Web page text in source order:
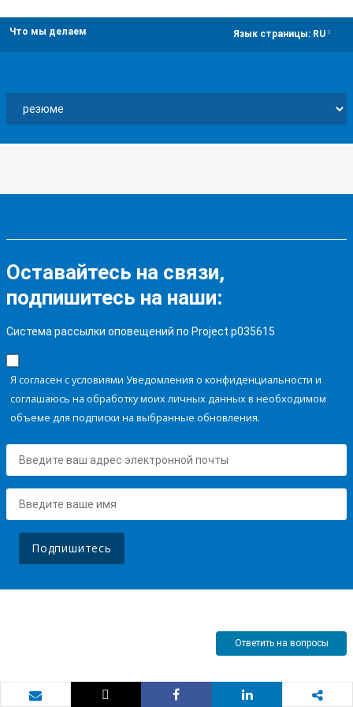
Что мы делаем Язык страницы: RU
Оставайтесь на связи,
подпишитесь на наши:
Система рассылки оповещений по Project p035615
Я согласен с условиями Уведомления о конфиденциальности и
соглашаюсь на обработку моих личных данных в необходимом
объеме для подписки на выбранные обновления.
Подпишитесь
Ответить на вопросы